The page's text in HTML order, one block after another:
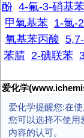
酚 4-氟-3-硝基
甲氧基苯 1-氯-
氧基苯丙酸
苯腈 2-碘联苯
爱化学
爱化学提醒您:在
您可以选择不使用
内容的认可。